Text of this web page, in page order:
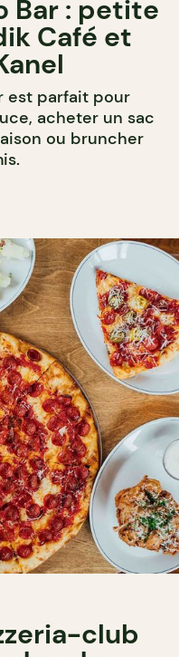
Bar : petite
Café et
est parfait pour
acheter un sac
ou bruncher
club